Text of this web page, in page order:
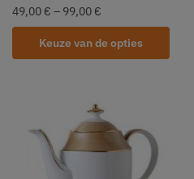
49,00 € – 99,00 €
Keuze van de opties